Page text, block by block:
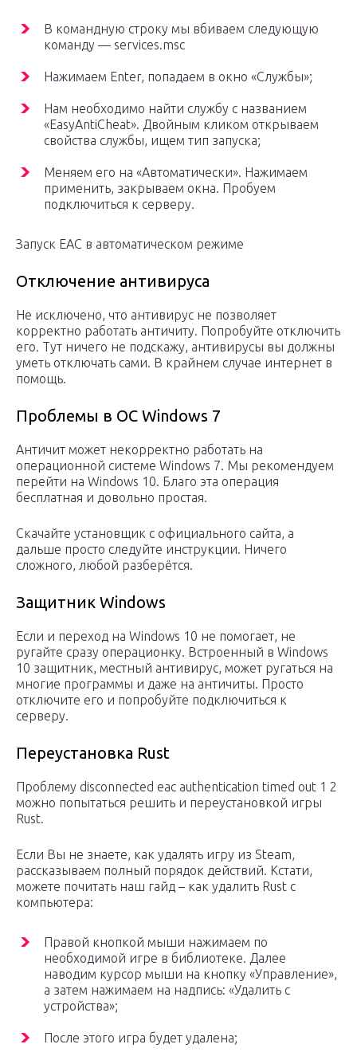
В командную строку мы вбиваем следующую
команду — services.msc
Нажимаем Enter, попадаем в окно «Службы»;
Нам необходимо найти службу с названием
«EasyAntiCheat». Двойным кликом открываем
свойства службы, ищем тип запуска;
Меняем его на «Автоматически». Нажимаем
применить, закрываем окна. Пробуем
подключиться к серверу.
Запуск EAC в автоматическом режиме
Отключение антивируса
Не исключено, что антивирус не позволяет
корректно работать античиту. Попробуйте отключить
его. Тут ничего не подскажу, антивирусы вы должны
уметь отключать сами. В крайнем случае интернет в
помощь.
Проблемы в OC Windows 7
Античит может некорректно работать на
операционной системе Windows 7. Мы рекомендуем
перейти на Windows 10. Благо эта операция
бесплатная и довольно простая.
Скачайте установщик с официального сайта, а
дальше просто следуйте инструкции. Ничего
сложного, любой разберётся.
Защитник Windows
Если и переход на Windows 10 не помогает, не
ругайте сразу операционку. Встроенный в Windows
10 защитник, местный антивирус, может ругаться на
многие программы и даже на античиты. Просто
отключите его и попробуйте подключиться к
серверу.
Переустановка Rust
Проблему disconnected eac authentication timed out 1 2
можно попытаться решить и переустановкой игры
Rust.
Если Вы не знаете, как удалять игру из Steam,
рассказываем полный порядок действий. Кстати,
можете почитать наш гайд – как удалить Rust с
компьютера:
Правой кнопкой мыши нажимаем по
необходимой игре в библиотеке. Далее
наводим курсор мыши на кнопку «Управление»,
а затем нажимаем на надпись: «Удалить с
устройства»;
После этого игра будет удалена;